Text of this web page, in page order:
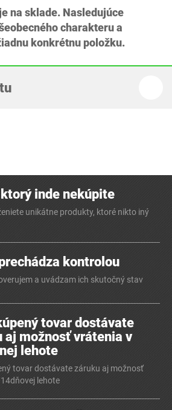
na sklade. Nasledujúce
charakteru a
konkrétnu položku.
inde nekúpite
unikátne produkty, ktoré nikto iný
kontrolou
a uvádzam ich skutočný stav
tovar dostávate
aj možnosť vrátenia v
lehote
tovar dostávate záruku aj možnosť
lehote